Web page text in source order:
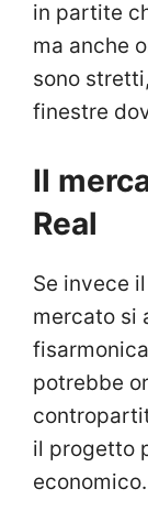
in partite
ma anche
sono
finestre
Il
Real
Se invece
mercato si
potrebbe
il progetto
economico.